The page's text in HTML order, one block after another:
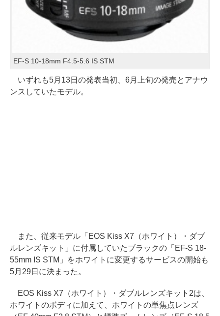
EF-S 10-18mm F4.5-5.6 IS STM
いずれも5月13日の発表当初、6月上旬の発売とアナウ
ンスしていたモデル。
また、従来モデル「EOS Kiss X7（ホワイト）・ダブ
ルレンズキット」に付属していたブラックの「EF-S 18-
55mm IS STM」をホワイトに変更するサービスの開始も
5月29日に決まった。
EOS Kiss X7（ホワイト）・ダブルレンズキット2は、
ホワイトのボディに加えて、ホワイトの単焦点レンズ